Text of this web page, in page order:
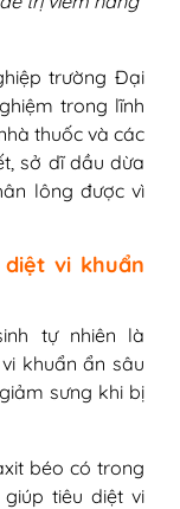
trường Đại
trong lĩnh
thuốc và các
sở dĩ dầu dừa
lông được vì
vi khuẩn
tự nhiên là
khuẩn ẩn sâu
sưng khi bị
béo có trong
tiêu diệt vi